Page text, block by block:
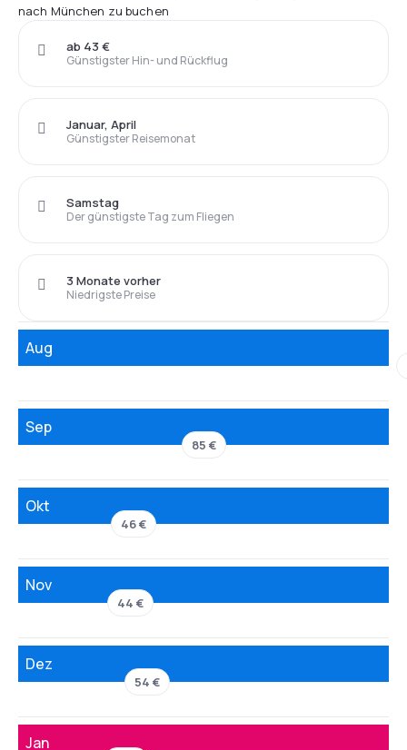
nach München zu buchen
Günstigster Hin- und Rückflug
ab 43 €
Günstigster Reisemonat
Januar, April
Der günstigste Tag zum Fliegen
Samstag
Niedrigste Preise
3 Monate vorher
Aug
Sep
85 €
Okt
46 €
Nov
44 €
Dez
54 €
Jan